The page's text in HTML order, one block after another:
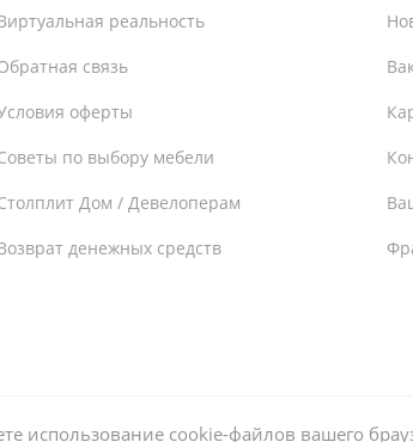
использование cookie-файлов вашего
реальность
связь
оферты
по выбору мебели
Дом / Девелоперам
денежных средств